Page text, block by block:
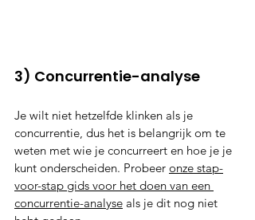
3) Concurrentie-analyse
Je wilt niet hetzelfde klinken als je
concurrentie, dus het is belangrijk om te
weten met wie je concurreert en hoe je je
kunt onderscheiden. Probeer onze stap-
voor-stap gids voor het doen van een
concurrentie-analyse als je dit nog niet